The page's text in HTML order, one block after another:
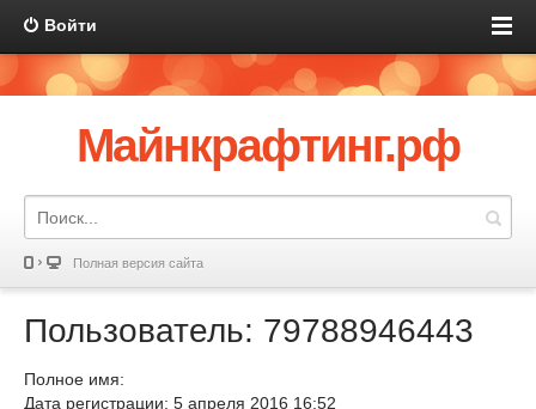
Войти
Майнкрафтинг.рф
Полная версия сайта
Пользователь: 79788946443
Полное имя:
Дата регистрации: 5 апреля 2016 16:52